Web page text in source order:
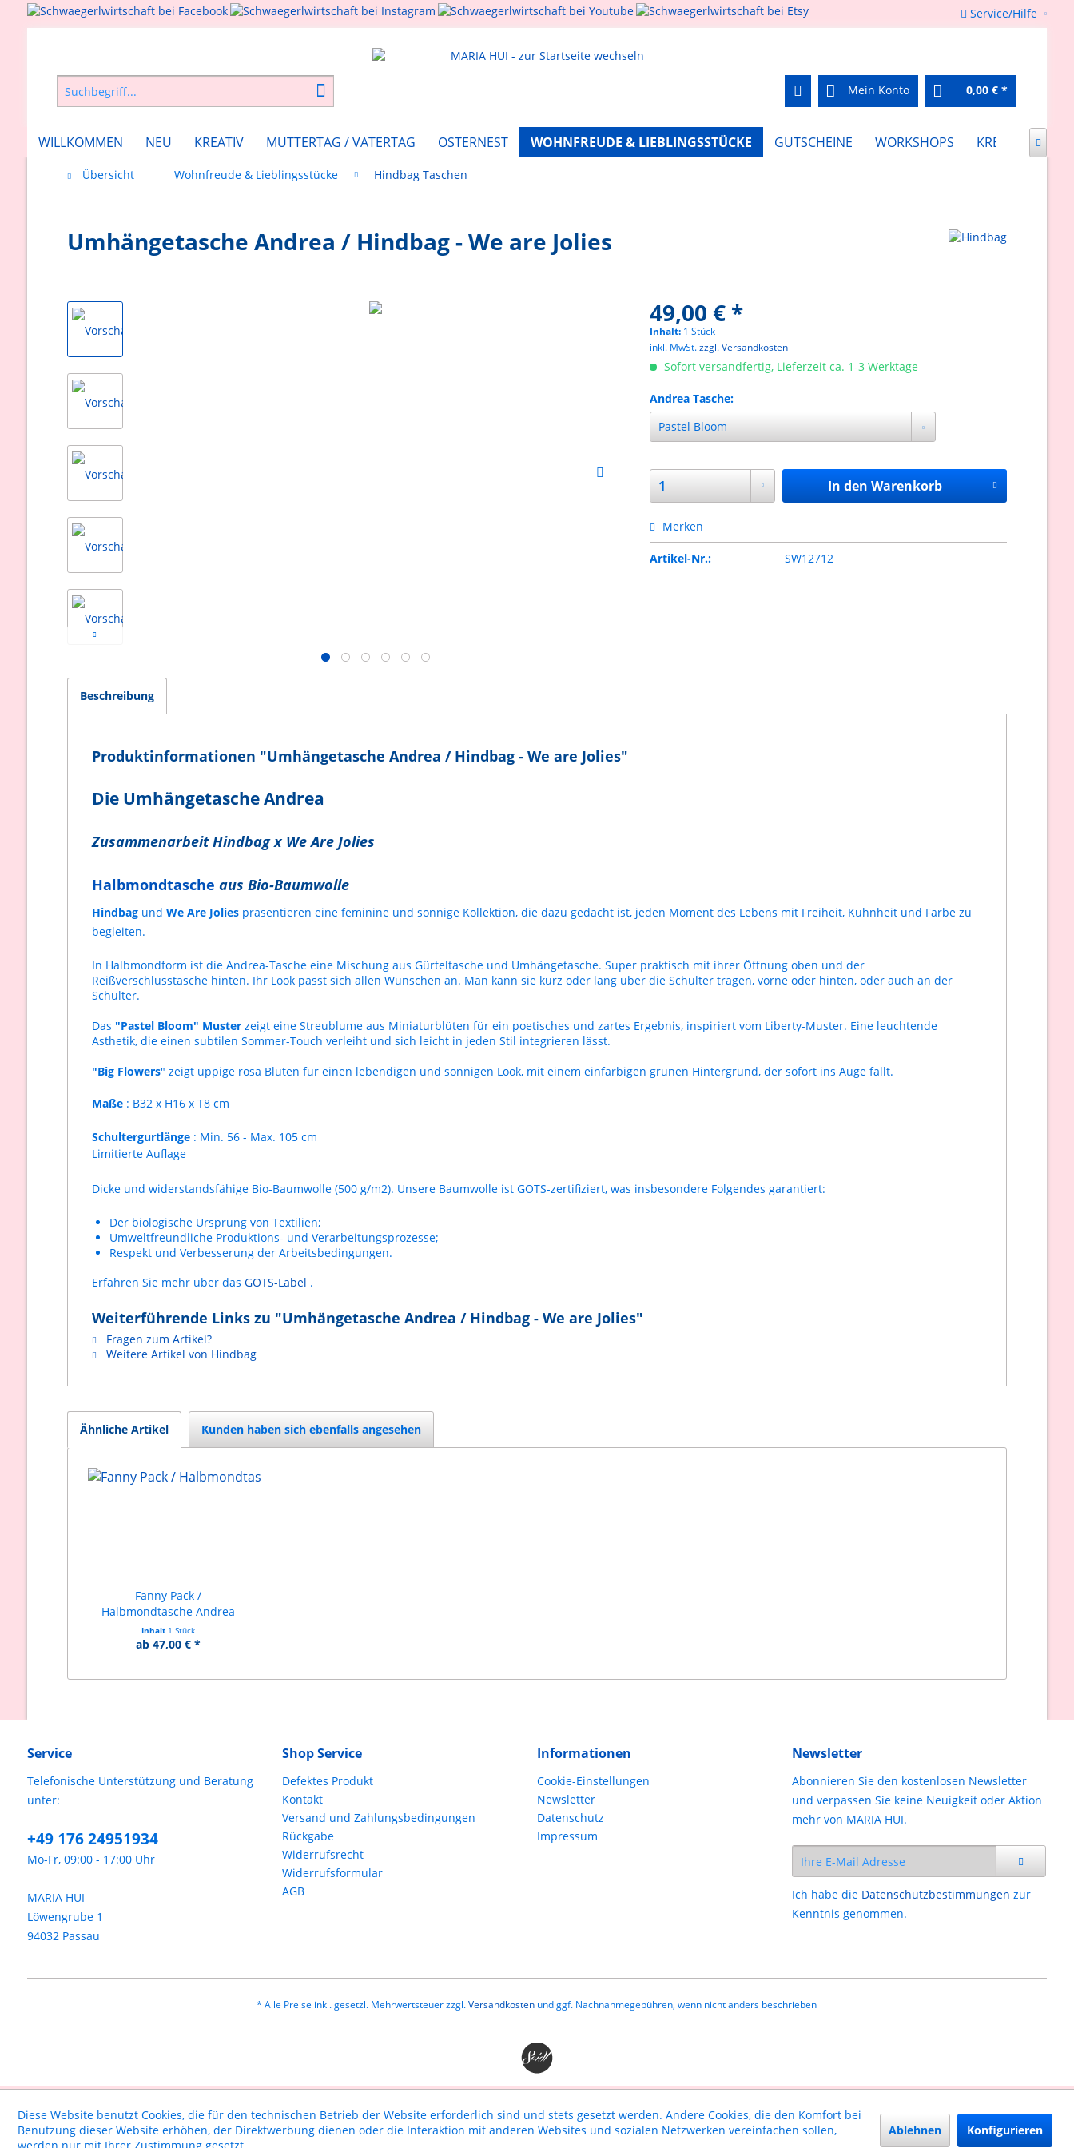
Service/Hilfe
Mein Konto 0,00 € *
WILLKOMMEN NEU KREATIV MUTTERTAG / VATERTAG OSTERNEST WOHNFREUDE & LIEBLINGSSTÜCKE GUTSCHEINE WORKSHOPS KREATIV FEIERN

Übersicht Wohnfreude & Lieblingsstücke Hindbag Taschen
Umhängetasche Andrea / Hindbag - We are Jolies
49,00 € *
Inhalt: 1 Stück
inkl. MwSt.zzgl. Versandkosten
Sofort versandfertig, Lieferzeit ca. 1-3 Werktage
Andrea Tasche:
In den Warenkorb
Merken
Artikel-Nr.: SW12712
Beschreibung
Produktinformationen "Umhängetasche Andrea / Hindbag - We are Jolies"
Die Umhängetasche Andrea
Zusammenarbeit Hindbag x We Are Jolies
Halbmondtasche aus Bio-Baumwolle
Hindbagund We Are Joliespräsentieren eine feminine und sonnige Kollektion, die dazu gedacht ist, jeden Moment des Lebens mit Freiheit, Kühnheit und Farbe zu
begleiten.
In Halbmondform ist die Andrea-Tasche eine Mischung aus Gürteltasche und Umhängetasche. Super praktisch mit ihrer Öffnung oben und der
Reißverschlusstasche hinten. Ihr Look passt sich allen Wünschen an. Man kann sie kurz oder lang über die Schulter tragen, vorne oder hinten, oder auch an der
Schulter.
Das "Pastel Bloom" Muster zeigt eine Streublume aus Miniaturblüten für ein poetisches und zartes Ergebnis, inspiriert vom Liberty-Muster. Eine leuchtende
Ästhetik, die einen subtilen Sommer-Touch verleiht und sich leicht in jeden Stil integrieren lässt.
"Big Flowers" zeigt üppige rosa Blüten für einen lebendigen und sonnigen Look, mit einem einfarbigen grünen Hintergrund, der sofort ins Auge fällt.
Maße: B32 x H16 x T8 cm
Schultergurtlänge: Min. 56 - Max. 105 cm
Limitierte Auflage
Dicke und widerstandsfähige Bio-Baumwolle (500 g/m2). Unsere Baumwolle ist GOTS-zertifiziert, was insbesondere Folgendes garantiert:
Der biologische Ursprung von Textilien;
Umweltfreundliche Produktions- und Verarbeitungsprozesse;
Respekt und Verbesserung der Arbeitsbedingungen.
Erfahren Sie mehr über das GOTS-Label .
Weiterführende Links zu "Umhängetasche Andrea / Hindbag - We are Jolies"
Fragen zum Artikel?
Weitere Artikel von Hindbag
Ähnliche Artikel Kunden haben sich ebenfalls angesehen
Fanny Pack /
Halbmondtasche Andrea
Inhalt 1 Stück
ab 47,00 € *
Service
Telefonische Unterstützung und Beratung
unter:
+49 176 24951934
Mo-Fr, 09:00 - 17:00 Uhr
MARIA HUI
Löwengrube 1
94032 Passau
Shop Service
Defektes Produkt
Kontakt
Versand und Zahlungsbedingungen
Rückgabe
Widerrufsrecht
Widerrufsformular
AGB
Informationen
Cookie-Einstellungen
Newsletter
Datenschutz
Impressum
Newsletter
Abonnieren Sie den kostenlosen Newsletter
und verpassen Sie keine Neuigkeit oder Aktion
mehr von MARIA HUI.
Ich habe die Datenschutzbestimmungen zur
Kenntnis genommen.
* Alle Preise inkl. gesetzl. Mehrwertsteuer zzgl.Versandkosten und ggf. Nachnahmegebühren, wenn nicht anders beschrieben
Diese Website benutzt Cookies, die für den technischen Betrieb der Website erforderlich sind und stets gesetzt werden. Andere Cookies, die den Komfort bei
Benutzung dieser Website erhöhen, der Direktwerbung dienen oder die Interaktion mit anderen Websites und sozialen Netzwerken vereinfachen sollen,
Ablehnen Konfigurieren